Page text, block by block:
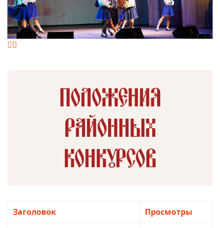
Положения
районных
конкурсов
Заголовок Просмотры